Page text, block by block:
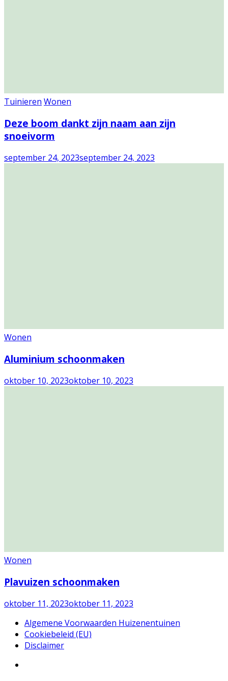
Tuinieren Wonen
Deze boom dankt zijn naam aan zijn
snoeivorm
september 24, 2023september 24, 2023
Wonen
Aluminium schoonmaken
oktober 10, 2023oktober 10, 2023
Wonen
Plavuizen schoonmaken
oktober 11, 2023oktober 11, 2023
Algemene Voorwaarden Huizenentuinen
Cookiebeleid (EU)
Disclaimer